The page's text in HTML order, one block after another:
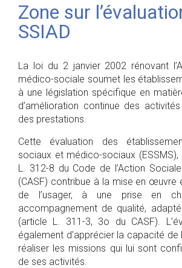
Zone sur
SSIAD
La loi du 2 janvier 2002 rénovant
médico-sociale soumet les
à une législation spécifique en
d’amélioration continue des
des prestations.
Cette évaluation des
sociaux et médico-sociaux (ESSMS),
L. 312-8 du Code de l’Action
(CASF) contribue à la mise en œuvre
de l’usager, à une prise en
accompagnement de qualité,
(article L. 311-3, 3o du CASF).
également d’apprécier la capacité de
réaliser les missions qui lui sont
de ses activités.